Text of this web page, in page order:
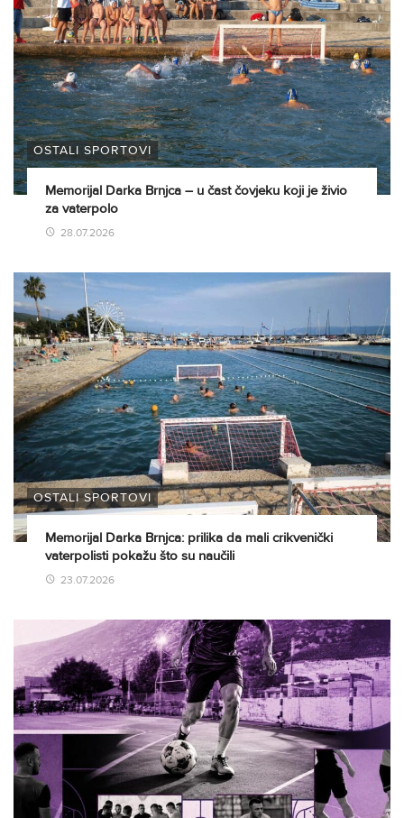
OSTALI SPORTOVI
Memorijal Darka Brnjca – u čast čovjeku koji je živio
za vaterpolo
28.07.2026
OSTALI SPORTOVI
Memorijal Darka Brnjca: prilika da mali crikvenički
vaterpolisti pokažu što su naučili
23.07.2026